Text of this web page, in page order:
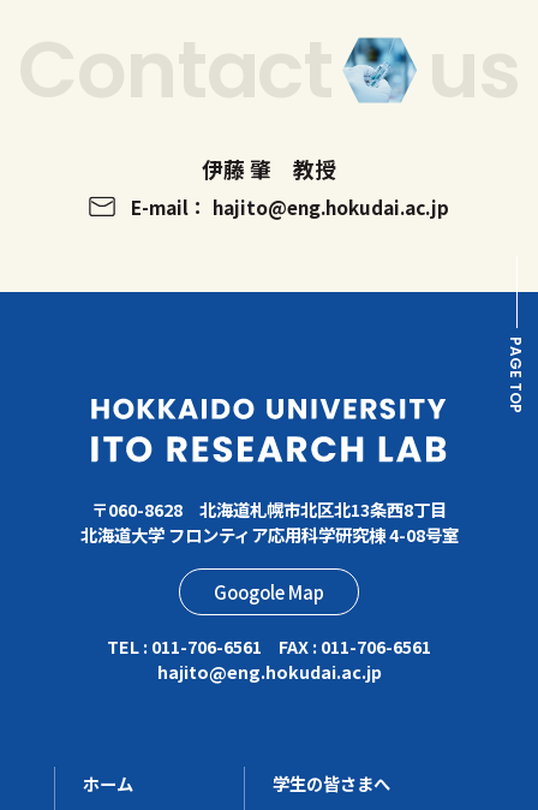
伊藤 肇 教授
E-mail： hajito eng.hokudai.ac.jp
〒060-8628 北海道札幌市北区北13条西8丁目
北海道大学 フロンティア応用科学研究棟 4-08号室
Googole Map
TEL : 011-706-6561 FAX : 011-706-6561
hajito
eng.hokudai.ac.jp
ホーム 学生の皆さまへ
PAGE TOP